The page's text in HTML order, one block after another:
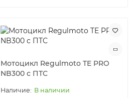
Мотоцикл Regulmoto TE PRO
NB300 с ПТС
В наличии